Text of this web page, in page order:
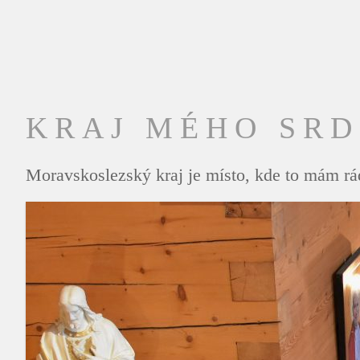
KRAJ MÉHO
Moravskoslezský kraj je místo, kde to mám